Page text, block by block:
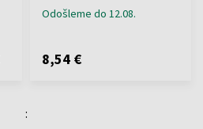
Odošleme do 12.08.
8,54 €
: